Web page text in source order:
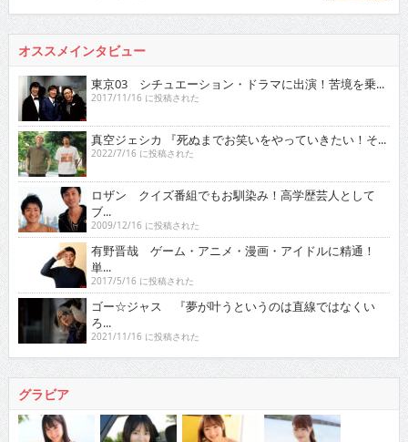
オススメインタビュー
東京03 シチュエーション・ドラマに出演！苦境を乗...
2017/11/16 に投稿された
真空ジェシカ 『死ぬまでお笑いをやっていきたい！そ...
2022/7/16 に投稿された
ロザン クイズ番組でもお馴染み！高学歴芸人として
ブ...
2009/12/16 に投稿された
有野晋哉 ゲーム・アニメ・漫画・アイドルに精通！
単...
2017/5/16 に投稿された
ゴー☆ジャス 『夢が叶うというのは直線ではなくい
ろ...
2021/11/16 に投稿された
グラビア